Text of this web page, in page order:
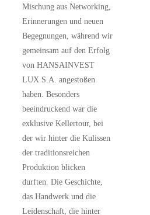
Mischung aus Networking,
Erinnerungen und neuen
Begegnungen, während wir
gemeinsam auf den Erfolg
von HANSAINVEST
LUX S.A. angestoßen
haben. Besonders
beeindruckend war die
exklusive Kellertour, bei
der wir hinter die Kulissen
der traditionsreichen
Produktion blicken
durften. Die Geschichte,
das Handwerk und die
Leidenschaft, die hinter